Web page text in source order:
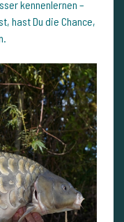
kennenlernen –
hast Du die Chance,